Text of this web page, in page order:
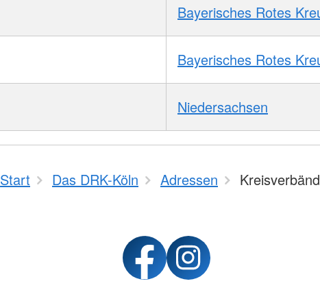
Bayerisches Rotes
Bayerisches Rotes
Niedersachsen
Start Das DRK-Köln Adressen